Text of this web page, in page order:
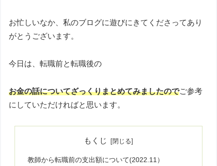
お忙しいなか、私のブログに遊びにきてくださってあり
がとうございます。
今日は、転職前と転職後の
お金の話についてざっくりまとめてみましたのでご参考
にしていただければと思います。
もくじ
教師から転職前の支出額について(2022.11）